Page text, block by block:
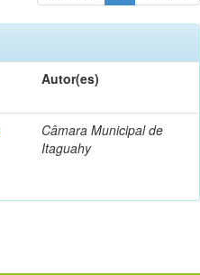
Autor(es)
Câmara Municipal de
Itaguahy